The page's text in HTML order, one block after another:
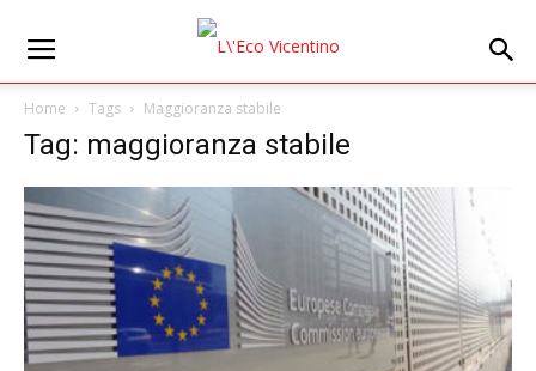
Home Tags Maggioranza stabile
Tag: maggioranza stabile